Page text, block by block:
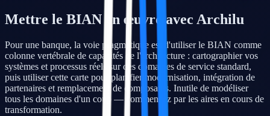
Mettre le BIAN en œuvre avec Archilu
Pour une banque, la voie pragmatique est d'utiliser le BIAN comme
colonne vertébrale de capacités de l'architecture : cartographier vos
systèmes et processus réels sur des domaines de service standard,
puis utiliser cette carte pour planifier modernisation, intégration de
partenaires et remplacement de composants. Inutile de modéliser
tous les domaines d'un coup — commencez par les aires en cours de
transformation.